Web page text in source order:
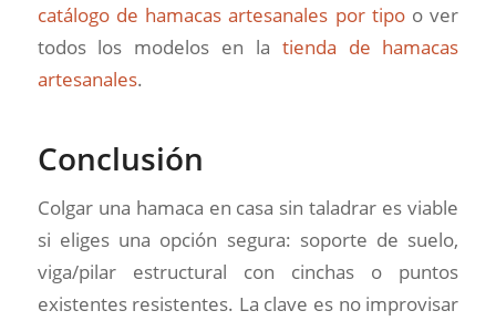
catálogo de hamacas artesanales por tipoo ver
todos los modelos en la tienda de hamacas
artesanales.
Conclusión
Colgar una hamaca en casa sin taladrar es viable
si eliges una opción segura: soporte de suelo,
viga/pilar estructural con cinchas o puntos
existentes resistentes. La clave es no improvisar